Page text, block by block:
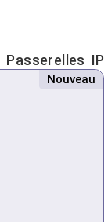
Passerelles IP
Nouveau